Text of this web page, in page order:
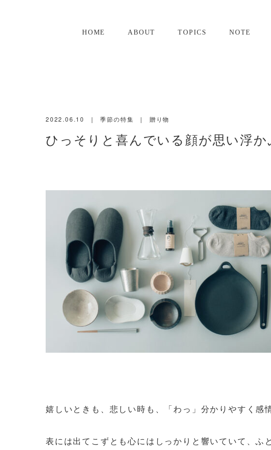
HOME ABOUT TOPICS NOTE
2022.06.10 季節の特集 贈り物
ひっそりと喜んでいる顔が思い浮
嬉しいときも、悲しい時も、「わっ」分かりやすく感
表には出てこずとも心にはしっかりと響いていて、ふ